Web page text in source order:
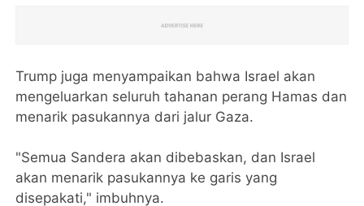
Trump juga menyampaikan bahwa Israel akan
mengeluarkan seluruh tahanan perang Hamas dan
menarik pasukannya dari jalur Gaza.
"Semua Sandera akan dibebaskan, dan Israel
akan menarik pasukannya ke garis yang
disepakati," imbuhnya.